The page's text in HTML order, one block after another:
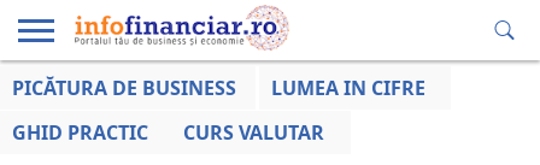
EDUCAȚIE
LA ZI
AFACERILOR
PICĂTURA DE BUSINESS
LUMEA IN CIFRE
GHID PRACTIC
CURS VALUTAR